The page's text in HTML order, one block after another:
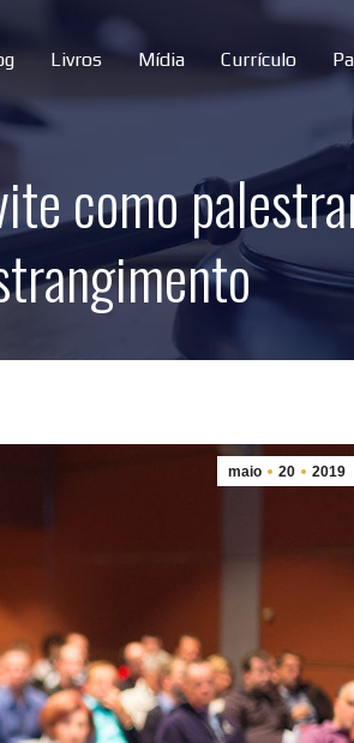
Livros Mídia Currículo
como
maio 20 2019